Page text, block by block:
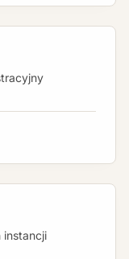
instancji